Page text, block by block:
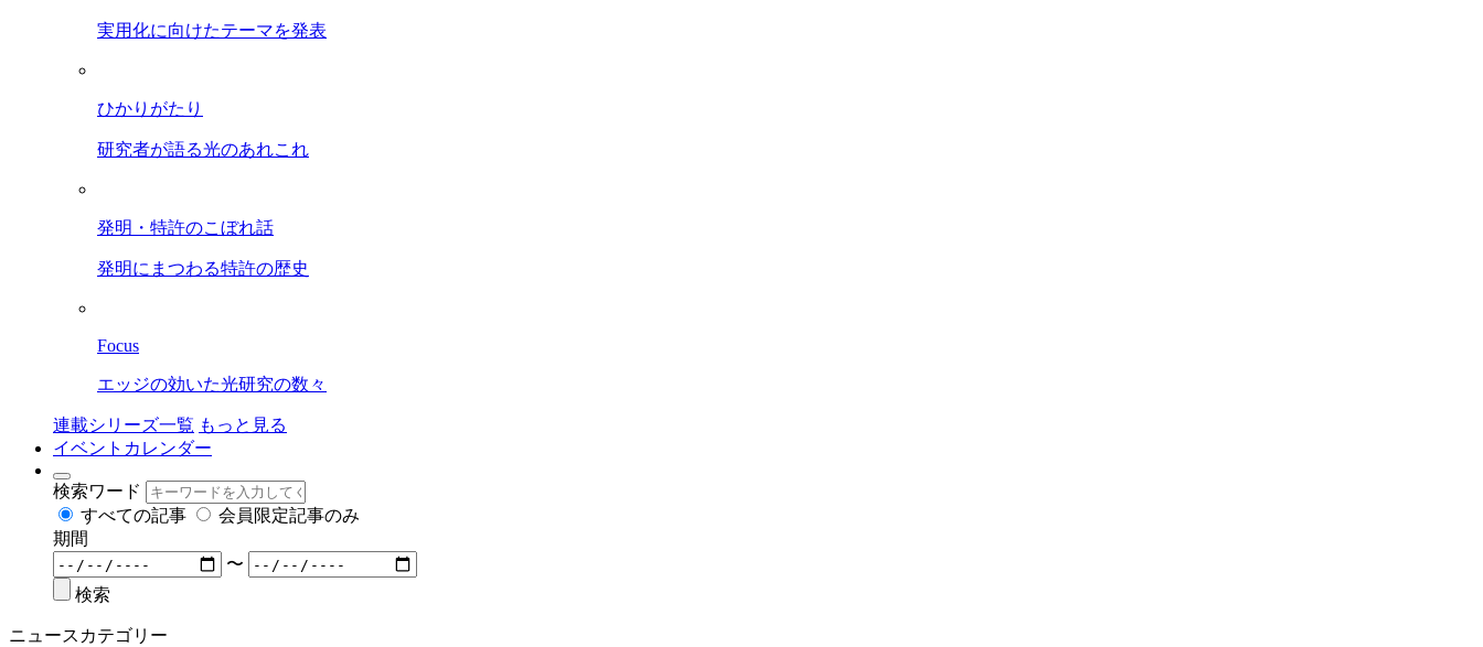
実用化に向けたテーマを発表
ひかりがたり
研究者が語る光のあれこれ
発明・特許のこぼれ話
発明にまつわる特許の歴史
Focus
エッジの効いた光研究の数々
連載シリーズ一覧 もっと見る
イベントカレンダー
検索ワード
すべての記事
会員限定記事のみ
期間
〜
検索
ニュースカテゴリー